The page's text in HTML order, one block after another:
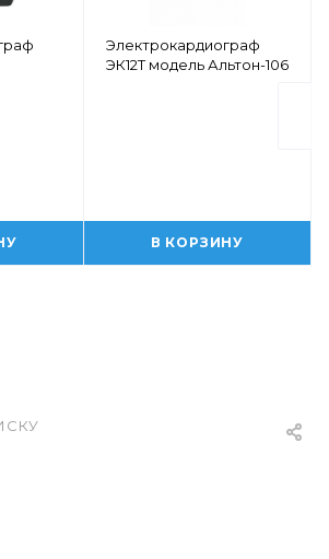
Электрокардиограф
ЭК12Т модель Альтон-106
В КОРЗИНУ